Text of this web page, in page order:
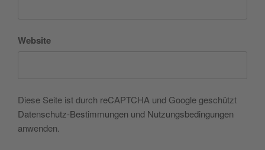
Website
Diese Seite ist durch reCAPTCHA und Google geschützt
Datenschutz-Bestimmungen und Nutzungsbedingungen
anwenden.